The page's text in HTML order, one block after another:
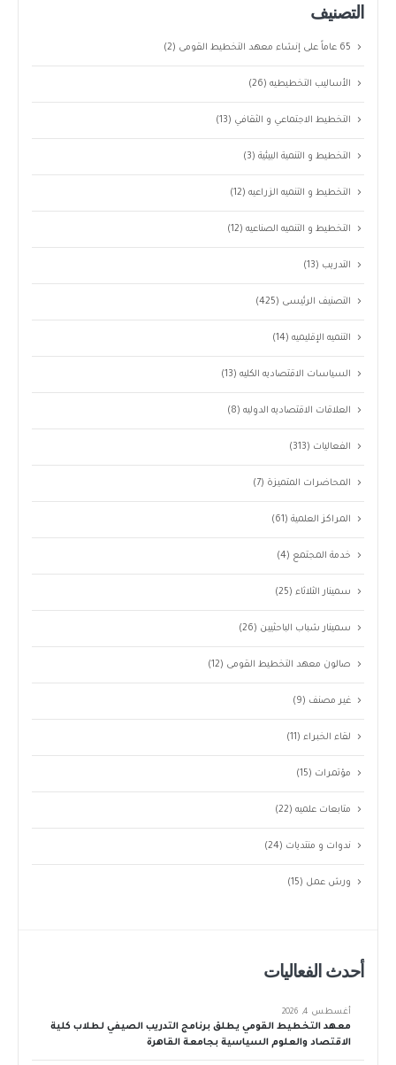
التصنيف
65 عاماً على إنشاء معهد التخطيط القومى (2)
الأساليب التخطيطيه(26)
التخطيط الاجتماعي و الثقافي (13)
التخطيط و التنمية البيئية(3)
التخطيط و التنميه الزراعيه(12)
التخطيط و التنميه الصناعيه(12)
التدريب (13)
التصنيف الرئيسى (425)
التنميه الإقليميه(14)
السياسات الاقتصاديه الكليه(13)
العلاقات الاقتصاديه الدوليه(8)
الفعاليات (313)
المحاضرات المتميزة (7)
المراكز العلمية(61)
خدمة المجتمع (4)
سمينار الثلاثاء(25)
سمينار شباب الباحثيين (26)
صالون معهد التخطيط القومى (12)
غير مصنف (9)
لقاء الخبراء(11)
مؤتمرات (15)
متابعات علميه(22)
ندوات و منتديات (24)
ورش عمل (15)
أحدث الفعاليات
معهد التخطيط القومي يطلق برنامج التدريب الصيفي لطلاب كلية
الاقتصاد والعلوم السياسية بجامعة القاهرة
أغسطس 4, 2026